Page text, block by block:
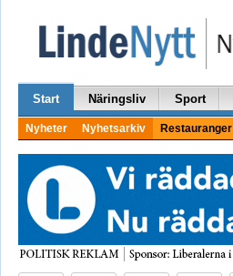
Start Näringsliv Sport
Nyheter Nyhetsarkiv Restauranger